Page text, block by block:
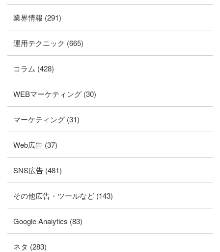
業界情報 (291)
運用テクニック (665)
コラム (428)
WEBマーケティング (30)
マーケティング (31)
Web広告 (37)
SNS広告 (481)
その他広告・ツールなど (143)
Google Analytics (83)
ネタ (283)